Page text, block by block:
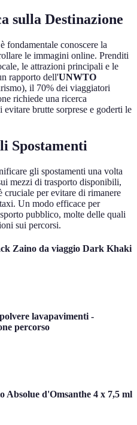
sulla Destinazione
fondamentale conoscere la
le immagini online. Prenditi
le attrazioni principali e le
rapporto dell'UNWTO
il 70% dei viaggiatori
richiede una ricerca
brutte sorprese e goderti le
Spostamenti
gli spostamenti una volta
mezzi di trasporto disponibili,
cruciale per evitare di rimanere
Un modo efficace per
pubblico, molte delle quali
sui percorsi.
Zaino da viaggio Dark Khaki
lavapavimenti -
percorso
Absolue d'Omsanthe 4 x 7,5 ml